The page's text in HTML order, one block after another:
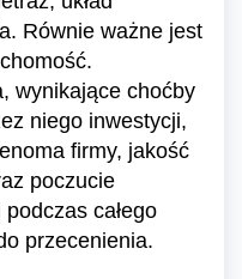
Równie ważne jest
wynikające choćby
niego inwestycji,
firmy, jakość
poczucie
całego
przecenienia.